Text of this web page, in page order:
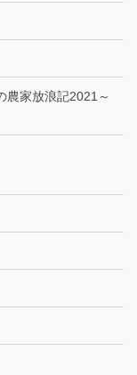
家放浪記2021～